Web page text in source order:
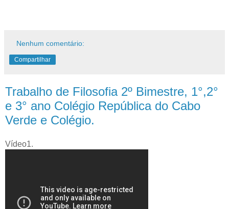
Nenhum comentário:
Compartilhar
Trabalho de Filosofia 2º Bimestre, 1°,2°
e 3° ano Colégio República do Cabo
Verde e Colégio.
Vídeo1.